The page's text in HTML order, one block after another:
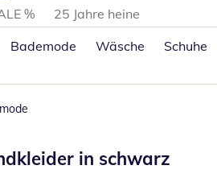
%
25 Jahre heine
Bademode Wäsche Schuhe
in schwarz